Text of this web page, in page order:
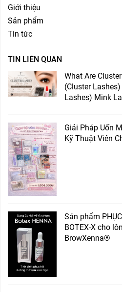
Giới thiệu
Sản phẩm
Tin tức
TIN LIÊN QUAN
What Are
(Cluster
Lashes) Mink
Giải Pháp Uốn
Kỹ Thuật Viên
Sản phẩm
BOTEX-X cho
BrowXenna®